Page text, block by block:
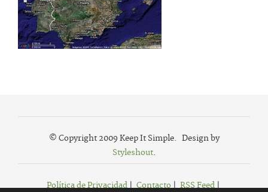
© Copyright 2009 Keep It Simple. Design by
Styleshout.
Política de Privacidad| Contacto| RSS Feed|